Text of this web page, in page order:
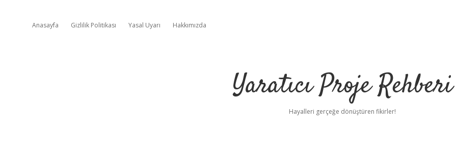
Anasayfa Gizlilik Politikası Yasal Uyarı Hakkımızda
Yaratıcı Proje Rehberi
Hayalleri gerçeğe dönüştüren fikirler!